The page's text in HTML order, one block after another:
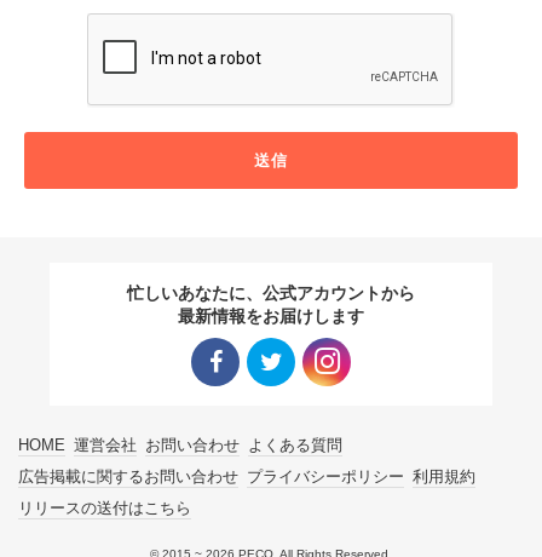
送信
忙しいあなたに、公式アカウントから
最新情報をお届けします
HOME 運営会社 お問い合わせ よくある質問
広告掲載に関するお問い合わせ プライバシーポリシー 利用規約
リリースの送付はこちら
© 2015 ~ 2026 PECO. All Rights Reserved.